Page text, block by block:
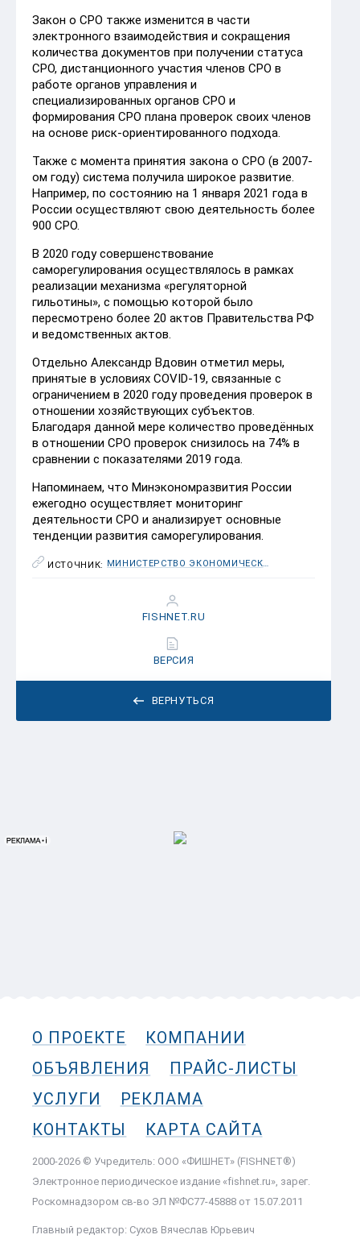
Закон о СРО также изменится в части
электронного взаимодействия и сокращения
количества документов при получении статуса
СРО, дистанционного участия членов СРО в
работе органов управления и
специализированных органов СРО и
формирования СРО плана проверок своих членов
на основе риск-ориентированного подхода.
Также с момента принятия закона о СРО (в 2007-
ом году) система получила широкое развитие.
Например, по состоянию на 1 января 2021 года в
России осуществляют свою деятельность более
900 СРО.
В 2020 году совершенствование
саморегулирования осуществлялось в рамках
реализации механизма «регуляторной
гильотины», с помощью которой было
пересмотрено более 20 актов Правительства РФ
и ведомственных актов.
Отдельно Александр Вдовин отметил меры,
принятые в условиях COVID-19, связанные с
ограничением в 2020 году проведения проверок в
отношении хозяйствующих субъектов.
Благодаря данной мере количество проведённых
в отношении СРО проверок снизилось на 74% в
сравнении с показателями 2019 года.
Напоминаем, что Минэкономразвития России
ежегодно осуществляет мониторинг
деятельности СРО и анализирует основные
тенденции развития саморегулирования.
ИСТОЧНИК: МИНИСТЕРСТВО ЭКОНОМИЧЕСКОГО РАЗВИТИЯ РОССИЙСКОЙ ФЕДЕРАЦИИ
ВЕРНУТЬСЯ
FISHNET.RU
ВЕРСИЯ
О ПРОЕКТЕ
КОМПАНИИ
ОБЪЯВЛЕНИЯ
ПРАЙС-ЛИСТЫ
УСЛУГИ
РЕКЛАМА
КОНТАКТЫ
КАРТА САЙТА
2000-2026 © Учредитель: ООО «ФИШНЕТ» (FISHNET®)
Электронное периодическое издание «fishnet.ru», зарег.
Роскомнадзором cв-во ЭЛ №ФС77-45888 от 15.07.2011
Главный редактор: Сухов Вячеслав Юрьевич